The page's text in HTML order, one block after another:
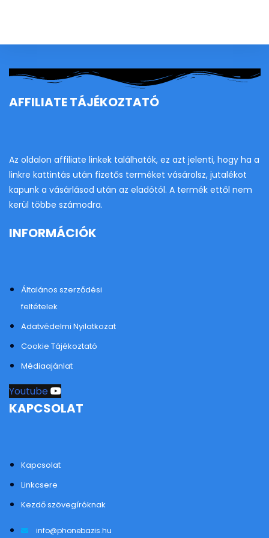
AFFILIATE TÁJÉKOZTATÓ
Az oldalon affiliate linkek találhatók, ez azt jelenti, hogy ha a
linkre kattintás után fizetős terméket vásárolsz, jutalékot
kapunk a vásárlásod után az eladótól. A termék ettől nem
kerül többe számodra.
INFORMÁCIÓK
Általános szerződési
feltételek
Adatvédelmi Nyilatkozat
Cookie Tájékoztató
Médiaajánlat
Youtube
KAPCSOLAT
Kapcsolat
Linkcsere
Kezdő szövegíróknak
info@phonebazis.hu